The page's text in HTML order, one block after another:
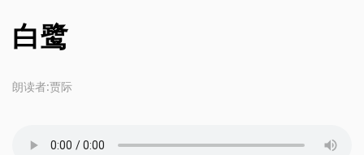
白鹭
朗读者:贾际